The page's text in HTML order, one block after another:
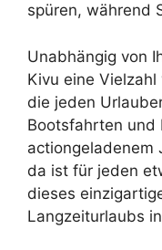
spüren, während
Unabhängig von
Kivu eine
die jeden
Bootsfahrten und
actiongeladenem
da ist für jeden
dieses
Langzeiturlaubs